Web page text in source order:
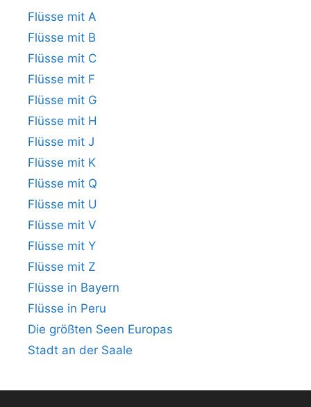
Flüsse mit A
Flüsse mit B
Flüsse mit C
Flüsse mit F
Flüsse mit G
Flüsse mit H
Flüsse mit J
Flüsse mit K
Flüsse mit Q
Flüsse mit U
Flüsse mit V
Flüsse mit Y
Flüsse mit Z
Flüsse in Bayern
Flüsse in Peru
Die größten Seen Europas
Stadt an der Saale